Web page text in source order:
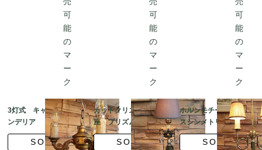
3灯式 キャンドルシャ
ンデリア
SOLD
カットクリスタルの台
座 プリズムグラス×グ
レイッシュガラス テー
ブルランプSOLD
ホルンモチーフ ブラ
スシンメトリー スチュ
ーデントテーブルラン
SOLD